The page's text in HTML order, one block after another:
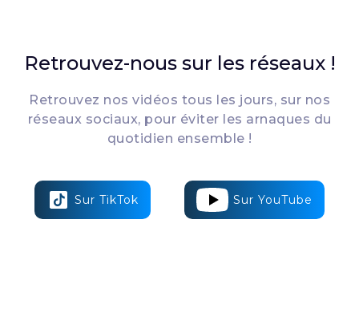
Retrouvez-nous sur les réseaux !
Retrouvez nos vidéos tous les jours, sur nos
réseaux sociaux, pour éviter les arnaques du
quotidien ensemble !
Sur TikTok Sur YouTube